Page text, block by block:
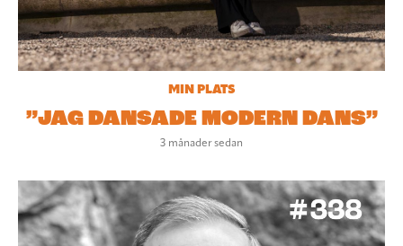
MIN PLATS
”JAG DANSADE MODERN DANS”
3 månader sedan